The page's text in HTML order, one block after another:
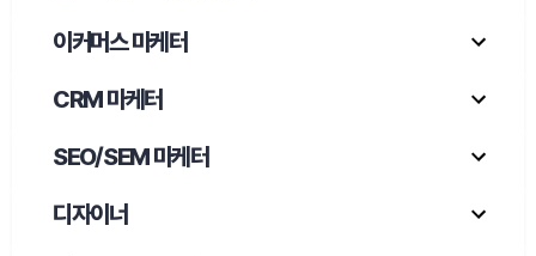
이커머스 마케터
CRM 마케터
SEO/SEM 마케터
디자이너